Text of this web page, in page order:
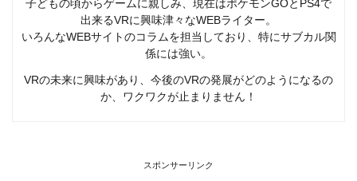
子どもの頃からゲームに親しみ、現在はポケモンGOとPS4で
出来るVRに興味津々なWEBライター。
いろんなWEBサイトのコラムを担当しており、特にサブカル関
係には強い。
VRの未来に興味があり、今後のVRの発展がどのようになるの
か、ワクワクが止まりません！
スポンサーリンク